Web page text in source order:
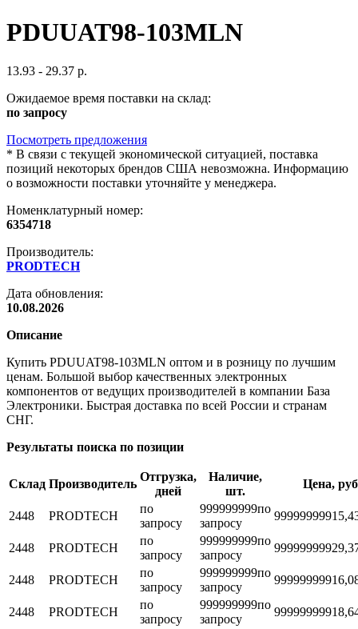
PDUUAT98-103MLN
13.93 - 29.37 р.
Ожидаемое время поставки на склад:
по запросу
Посмотреть предложения
* В связи с текущей экономической ситуацией, поставка
позиций некоторых брендов США невозможна. Информацию
о возможности поставки уточняйте у менеджера.
Номенклатурный номер:
6354718
Производитель:
PRODTECH
Дата обновления:
10.08.2026
Описание
Купить PDUUAT98-103MLN оптом и в розницу по лучшим
ценам. Большой выбор качественных электронных
компонентов от ведущих производителей в компании База
Электроники. Быстрая доставка по всей России и странам
СНГ.
Результаты поиска по позиции
Склад Производитель
Отгрузка,
дней
Наличие,
шт.
Цена,
2448 PRODTECH
по
запросу
999999999по
запросу
999999999
2448 PRODTECH
по
запросу
999999999по
запросу
999999999
2448 PRODTECH
по
запросу
999999999по
запросу
999999999
2448 PRODTECH
по
запросу
999999999по
запросу
999999999